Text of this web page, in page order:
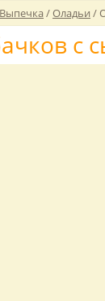
Выпечка/Оладьи /
с